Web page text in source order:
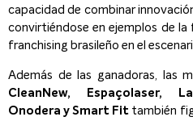
capacidad de combinar
convirtiéndose en ejemplos de
franchising brasileño en el
Además de las ganadoras, las
CleanNew, Espaçolaser,
Onodera y Smart Fit también